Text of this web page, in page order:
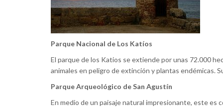
Parque Nacional de Los Katíos
El parque de los Katios se extiende por unas 72.000
animales en peligro de extinción y plantas endémicas.
Parque Arqueológico de San Agustín
En medio de un paisaje natural impresionante, este